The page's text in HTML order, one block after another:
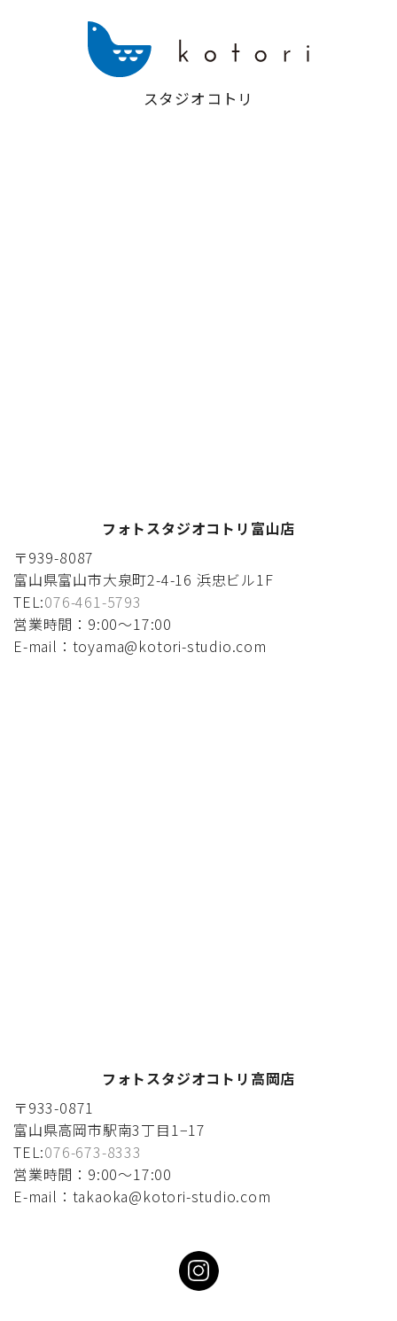
スタジオコトリ
フォトスタジオコトリ富山店
〒939-8087
富山県富山市大泉町2-4-16 浜忠ビル1F
TEL:076-461-5793
営業時間：9:00〜17:00
E-mail：toyama@kotori-studio.com
フォトスタジオコトリ高岡店
〒933-0871
富山県高岡市駅南3丁目1−17
TEL:076-673-8333
営業時間：9:00〜17:00
E-mail：takaoka@kotori-studio.com